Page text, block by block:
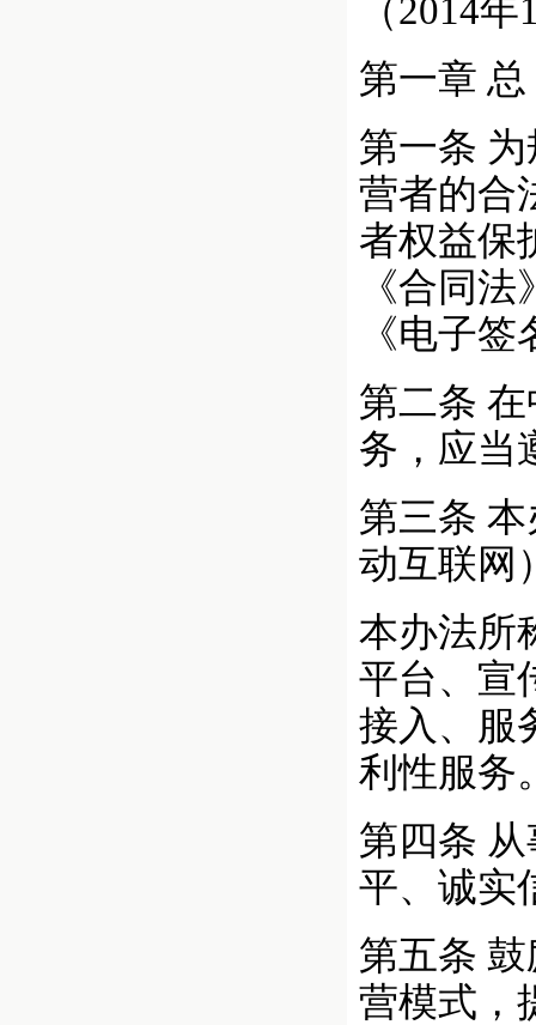
（2014
第一章 总
第一条
营者的合
者权益保
《合同
《电子
第二条
务，应当
第三条
动互联网
本办法所
平台、宣
接入、服
利性服务
第四条
平、诚实
第五条
营模式，